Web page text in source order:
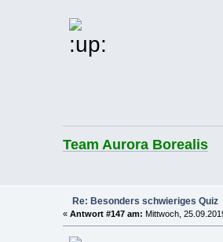
Team Aurora Borealis
Re: Besonders schwieriges Quiz
«Antwort #147 am: Mittwoch,